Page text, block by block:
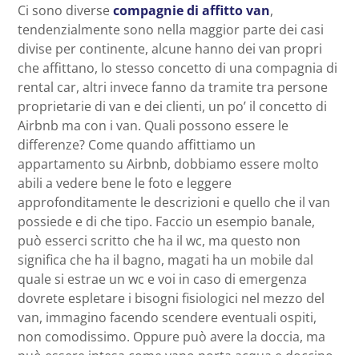
Ci sono diversecompagnie di affitto van,
tendenzialmente sono nella maggior parte dei casi
divise per continente, alcune hanno dei van propri
che affittano, lo stesso concetto di una compagnia di
rental car, altri invece fanno da tramite tra persone
proprietarie di van e dei clienti, un po’ il concetto di
Airbnb ma con i van. Quali possono essere le
differenze? Come quando affittiamo un
appartamento su Airbnb, dobbiamo essere molto
abili a vedere bene le foto e leggere
approfonditamente le descrizioni e quello che il van
possiede e di che tipo. Faccio un esempio banale,
può esserci scritto che ha il wc, ma questo non
significa che ha il bagno, magati ha un mobile dal
quale si estrae un wc e voi in caso di emergenza
dovrete espletare i bisogni fisiologici nel mezzo del
van, immagino facendo scendere eventuali ospiti,
non comodissimo. Oppure può avere la doccia, ma